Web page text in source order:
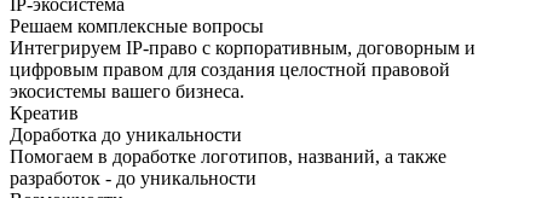
Решаем комплексные вопросы
Интегрируем IP-право с корпоративным, договорным и
цифровым правом для создания целостной правовой
экосистемы вашего бизнеса.
Креатив
Доработка до уникальности
Помогаем в доработке логотипов, названий, а также
разработок - до уникальности